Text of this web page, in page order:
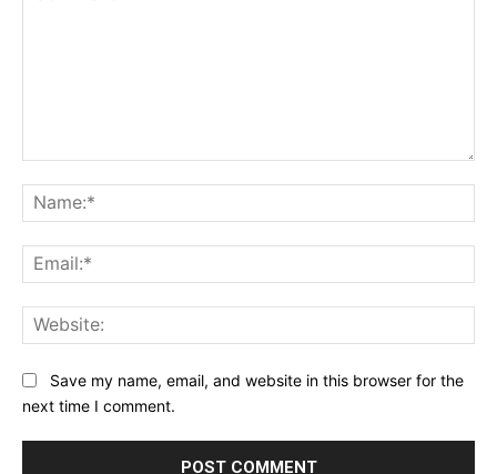
Save my name, email, and website in this browser for the
next time I comment.